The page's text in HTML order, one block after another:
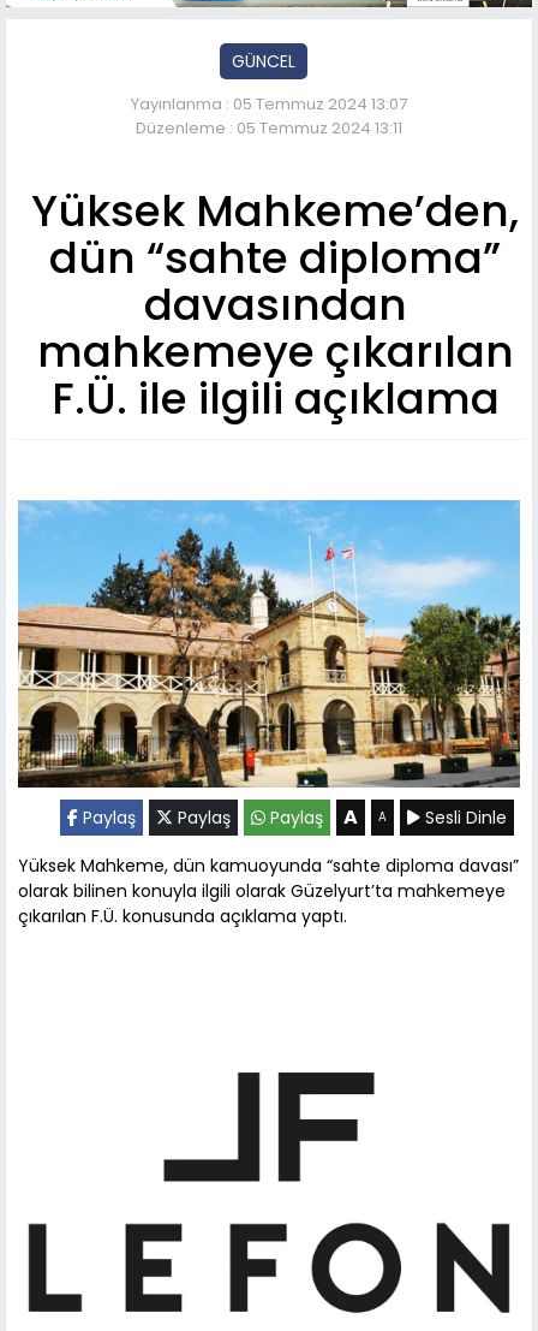
GÜNCEL
Yayınlanma : 05 Temmuz 2024 13:07
Düzenleme : 05 Temmuz 2024 13:11
Yüksek Mahkeme’den,
dün “sahte diploma”
davasından
mahkemeye çıkarılan
F.Ü. ile ilgili açıklama
Paylaş Paylaş Paylaş A A
Sesli Dinle
Yüksek Mahkeme, dün kamuoyunda “sahte diploma davası”
olarak bilinen konuyla ilgili olarak Güzelyurt’ta mahkemeye
çıkarılan F.Ü. konusunda açıklama yaptı.